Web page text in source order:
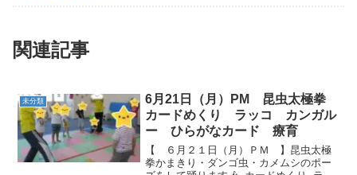
関連記事
未分類
6月21日（月）PM 昆虫太極拳
カードめくり ラッコ カンガル
ー ひらがなカード 療育
【 ６月２１日（月）ＰＭ 】昆虫太極
拳かまきり・ダンゴ虫・カメムシのポー